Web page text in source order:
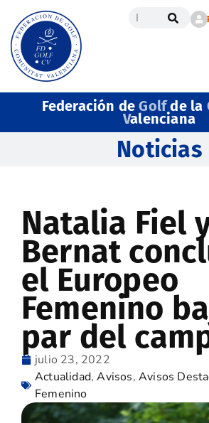
Federación deGolfde la
Valenciana
Noticias
Natalia Fiel
Bernat
el Europeo
Femenino
par del
julio 23, 2022
Actualidad,Avisos,Avisos
Femenino